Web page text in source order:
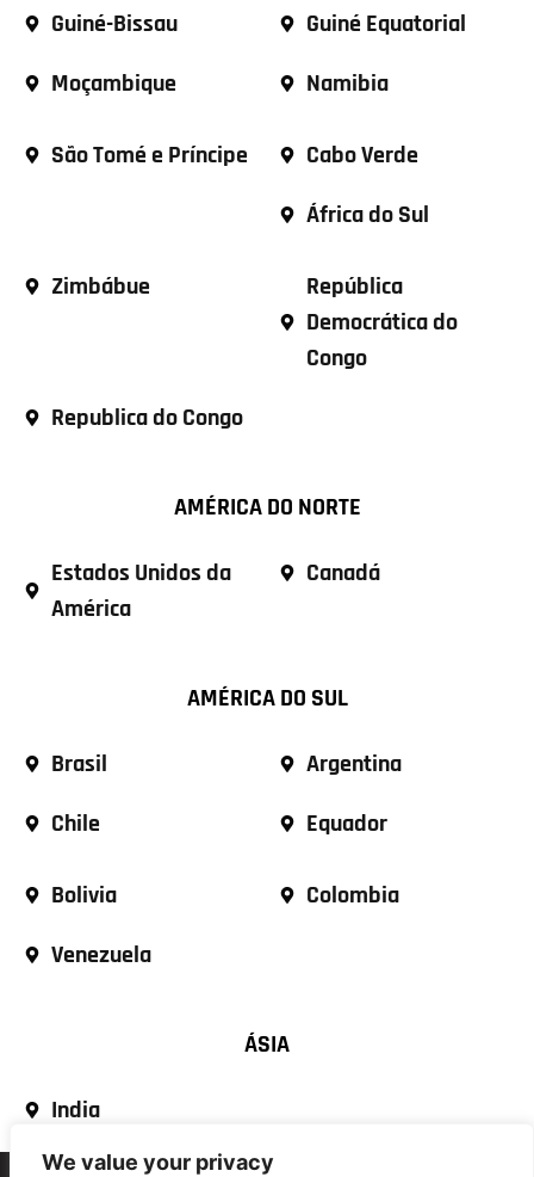
We value your privacy
Guiné-Bissau
Guiné Equatorial
Moçambique
Namibia
São Tomé e Príncipe
Cabo Verde
África do Sul
Zimbábue
República
Democrática do
Congo
Republica do Congo
AMÉRICA DO NORTE
Estados Unidos da
América
Canadá
AMÉRICA DO SUL
Brasil
Argentina
Chile
Equador
Bolivia
Colombia
Venezuela
ÁSIA
India